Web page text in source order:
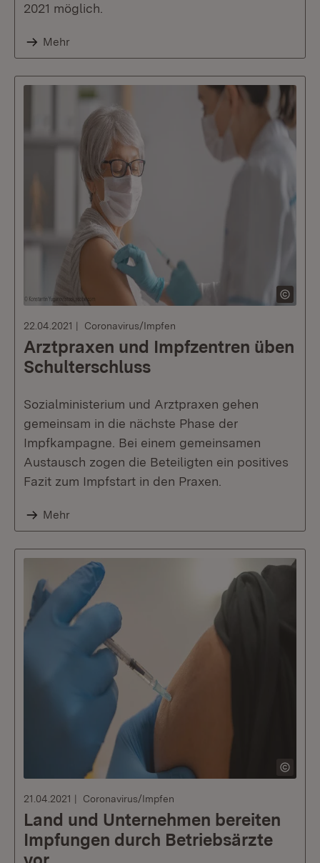
2021 möglich.
Mehr
22.04.2021 Coronavirus/Impfen
Arztpraxen und Impfzentren üben
Schulterschluss
Sozialministerium und Arztpraxen gehen
gemeinsam in die nächste Phase der
Impfkampagne. Bei einem gemeinsamen
Austausch zogen die Beteiligten ein positives
Fazit zum Impfstart in den Praxen.
Mehr
21.04.2021 Coronavirus/Impfen
Land und Unternehmen bereiten
Impfungen durch Betriebsärzte